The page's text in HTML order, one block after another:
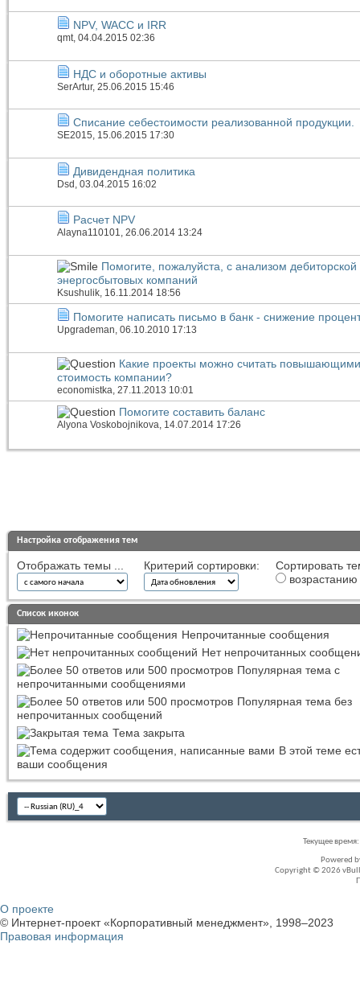
NPV, WACC и IRR
qmt, 04.04.2015 02:36
НДС и оборотные активы
SerArtur, 25.06.2015 15:46
Списание себестоимости реализованной продукции.
SE2015, 15.06.2015 17:30
Дивидендная политика
Dsd , 03.04.2015 16:02
Расчет NPV
Alayna110101, 26.06.2014 13:24
Помогите, пожалуйста, с анализом
энергосбытовых компаний
Ksushulik , 16.11.2014 18:56
Помогите написать письмо в банк - снижение
Upgrademan, 06.10.2010 17:13
Какие проекты можно считать повышающими
стоимость компании?
economistka , 27.11.2013 10:01
Помогите составить баланс
Alyona Voskobojnikova, 14.07.2014 17:26
Настройка отображения тем
Отображать темы ... Критерий сортировки:
Сортировать
возрастанию
Список иконок
Непрочитанные сообщения
Нет непрочитанных
Популярная тема с
непрочитанными сообщениями
Популярная тема без
непрочитанных сообщений
Тема закрыта
В этой теме
ваши сообщения
Текущее время:
Powered
Copyright © 2026
О проекте
© Интернет-проект «Корпоративный менеджмент», 1998–2023
Правовая информация